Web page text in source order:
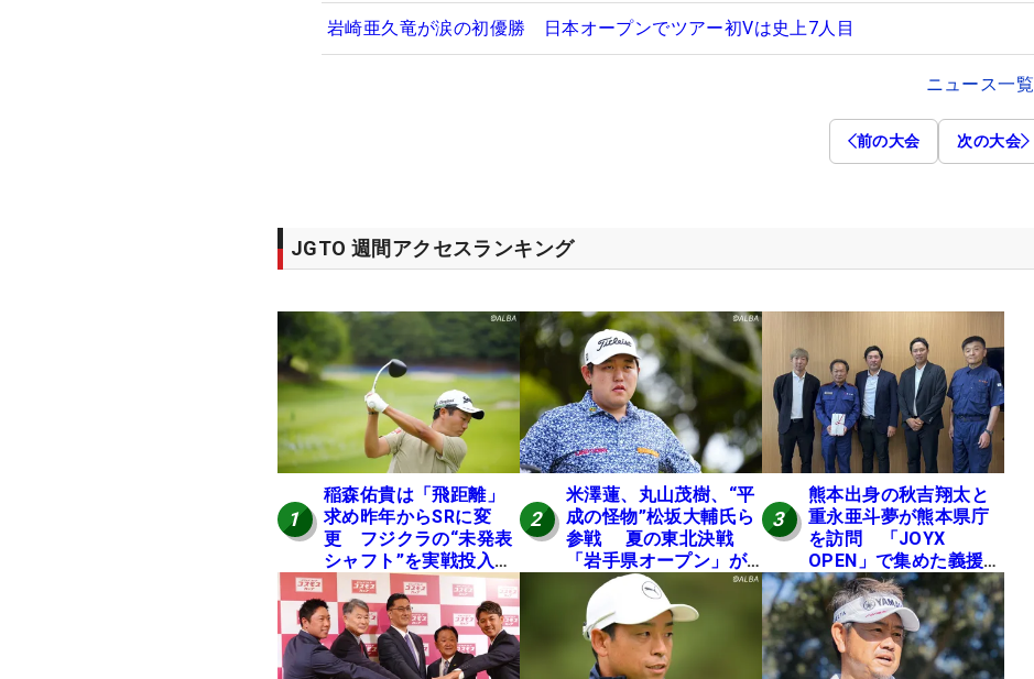
岩崎亜久竜が涙の初優勝 日本オープンでツアー初Vは史上7人目
ニュース一覧
前の大会 次の大会
JGTO 週間アクセスランキング
1
稲森佑貴は「飛距離」
求め昨年からSRに変
更 フジクラの“未発表
シャフト”を実戦投入し
好感触「つかまえにい
ける」【男子ツアーの
ヒトネタ！】
2
米澤蓮、丸山茂樹、“平
成の怪物”松坂大輔氏ら
参戦 夏の東北決戦
「岩手県オープン」が8
日開幕
3
熊本出身の秋吉翔太と
重永亜斗夢が熊本県庁
を訪問 「JOYX
OPEN」で集めた義援金
を贈呈